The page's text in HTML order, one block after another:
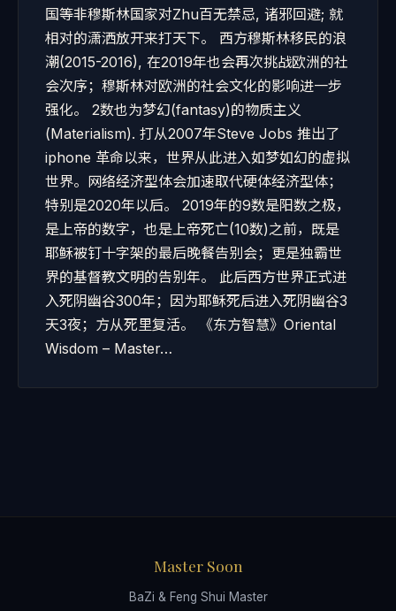
国等非穆斯林国家对Zhu百无禁忌, 诸邪回避; 就
相对的潇洒放开来打天下。 西方穆斯林移民的浪
潮(2015-2016), 在2019年也会再次挑战欧洲的社
会次序；穆斯林对欧洲的社会文化的影响进一步
强化。 2数也为梦幻(fantasy)的物质主义
(Materialism). 打从2007年Steve Jobs 推出了
iphone 革命以来，世界从此进入如梦如幻的虚拟
世界。网络经济型体会加速取代硬体经济型体；
特别是2020年以后。 2019年的9数是阳数之极，
是上帝的数字，也是上帝死亡(10数)之前，既是
耶稣被钉十字架的最后晚餐告别会；更是独霸世
界的基督教文明的告别年。 此后西方世界正式进
入死阴幽谷300年；因为耶稣死后进入死阴幽谷3
天3夜；方从死里复活。 《东方智慧》Oriental
Wisdom – Master…
Master Soon
BaZi & Feng Shui Master